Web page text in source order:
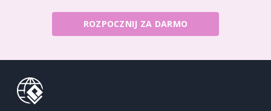
ROZPOCZNIJ ZA DARMO